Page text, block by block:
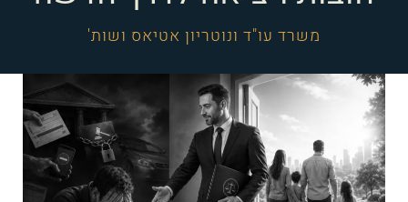
משרד עו"ד ונוטריון אטיאס ושות'